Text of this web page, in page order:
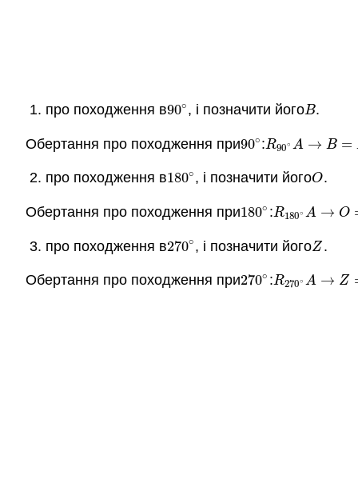
про походження в90∘
90∘, і позначити йогоB
B.
Обертання про походження при90∘
90∘:R90∘ A → B =
R90∘A→ B=R
про походження в180∘
180∘, і позначити йогоO
O.
Обертання про походження при180∘
180∘:R180∘ A → O
R180∘A→O
про походження в270∘
270∘, і позначити йогоZ
Z .
Обертання про походження при270∘
270∘:R270∘ A → Z
R270∘A→Z=